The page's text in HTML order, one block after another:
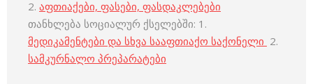
2. აფთიაქები, ფასები, ფასდაკლებები
თანხლება სოციალურ ქსელებში: 1.
მედიკამენტები და სხვა სააფთიაქო საქონელი 2.
სამკურნალო პრეპარატები